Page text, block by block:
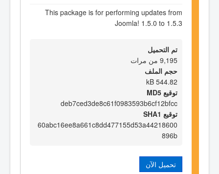
This package is for performing updates from
Joomla! 1.5.0 to 1.5.3
تم التحميل
9,195 من مرات
حجم الملف
544.82 kB
توقيع MD5
deb7ced3de8c61f0983593b6cf12bfcc
توقيع SHA1
60abc16ee8a661c8dd477155d53a44218600
896b
تحميل الآن